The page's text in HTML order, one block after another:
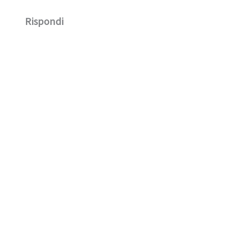
Rispondi